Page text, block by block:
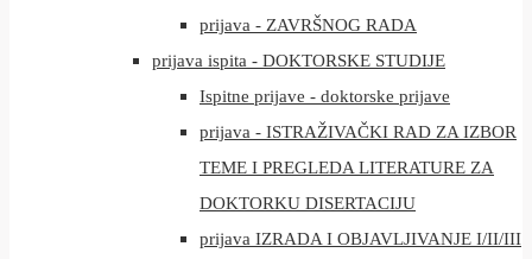
prijava - ZAVRŠNOG RADA
prijava ispita - DOKTORSKE STUDIJE
Ispitne prijave - doktorske prijave
prijava - ISTRAŽIVAČKI RAD ZA IZBOR
TEME I PREGLEDA LITERATURE ZA
DOKTORKU DISERTACIJU
prijava IZRADA I OBJAVLJIVANJE I/II/III